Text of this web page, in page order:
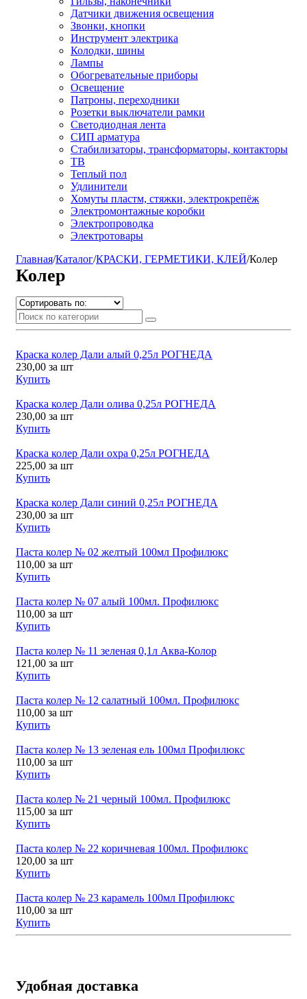
Датчики движения освещения
Звонки, кнопки
Инструмент электрика
Колодки, шины
Лампы
Обогревательные приборы
Освещение
Патроны, переходники
Розетки выключатели рамки
Светодиодная лента
СИП арматура
Стабилизаторы, трансформаторы, контакторы
ТВ
Теплый пол
Удлинители
Хомуты пластм, стяжки, электрокрепёж
Электромонтажные коробки
Электропроводка
Электротовары
Главная/Каталог/КРАСКИ, ГЕРМЕТИКИ, КЛЕЙ/Колер
Колер
Краска колер Дали алый 0,25л РОГНЕДА
230,00 за шт
Купить
Краска колер Дали олива 0,25л РОГНЕДА
230,00 за шт
Купить
Краска колер Дали охра 0,25л РОГНЕДА
225,00 за шт
Купить
Краска колер Дали синий 0,25л РОГНЕДА
230,00 за шт
Купить
Паста колер № 02 желтый 100мл Профилюкс
110,00 за шт
Купить
Паста колер № 07 алый 100мл. Профилюкс
110,00 за шт
Купить
Паста колер № 11 зеленая 0,1л Аква-Колор
121,00 за шт
Купить
Паста колер № 12 салатный 100мл. Профилюкс
110,00 за шт
Купить
Паста колер № 13 зеленая ель 100мл Профилюкс
110,00 за шт
Купить
Паста колер № 21 черный 100мл. Профилюкс
115,00 за шт
Купить
Паста колер № 22 коричневая 100мл. Профилюкс
120,00 за шт
Купить
Паста колер № 23 карамель 100мл Профилюкс
110,00 за шт
Купить
Удобная доставка